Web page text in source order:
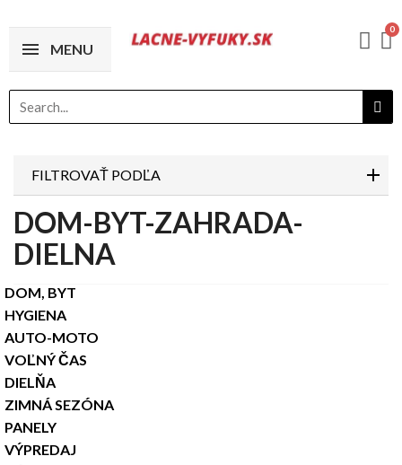
MENU
FILTROVAŤ PODĽA
DOM-BYT-ZAHRADA-
DIELNA
DOM, BYT
HYGIENA
AUTO-MOTO
VOĽNÝ ČAS
DIELŇA
ZIMNÁ SEZÓNA
PANELY
VÝPREDAJ